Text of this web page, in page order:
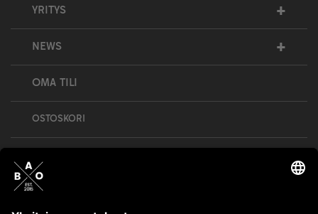
YRITYS +
NEWS +
OMA TILI
OSTOSKORI
Bull’s All Out is social – follow us and show